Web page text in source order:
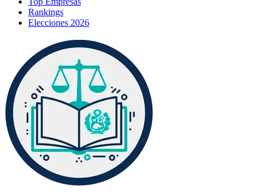
Rankings
Elecciones 2026